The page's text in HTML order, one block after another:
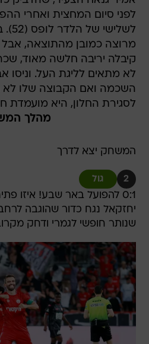
לפני סיום המחצית ואחרי
מרוצה כמובן מהתוצאה,
קיבלה יריבה חלשה מאוד,
לא מתאים לליגת העל. וניסו
השכמה ואם הקבוצה שלו לא
לסגירת החלון, היא מועמדת
מהלך
המשחק יצא לדרך
2 גול
0:1 להפועל באר שבע! איזו
יחזקאל נגח כדור שהוגבה
שנותר חופשי לגמרי ודחק